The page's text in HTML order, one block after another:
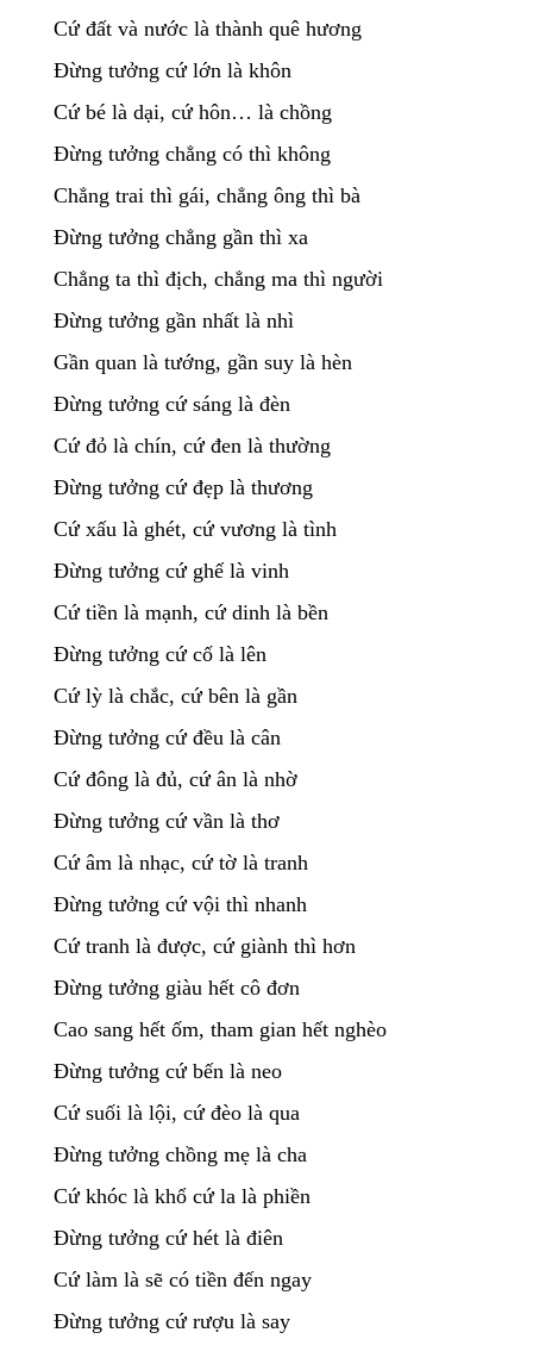
Cứ đất và nước là thành quê hương
Đừng tưởng cứ lớn là khôn
Cứ bé là dại, cứ hôn… là chồng
Đừng tưởng chẳng có thì không
Chẳng trai thì gái, chẳng ông thì bà
Đừng tưởng chẳng gần thì xa
Chẳng ta thì địch, chẳng ma thì người
Đừng tưởng gần nhất là nhì
Gần quan là tướng, gần suy là hèn
Đừng tưởng cứ sáng là đèn
Cứ đỏ là chín, cứ đen là thường
Đừng tưởng cứ đẹp là thương
Cứ xấu là ghét, cứ vương là tình
Đừng tưởng cứ ghế là vinh
Cứ tiền là mạnh, cứ dinh là bền
Đừng tưởng cứ cố là lên
Cứ lỳ là chắc, cứ bên là gần
Đừng tưởng cứ đều là cân
Cứ đông là đủ, cứ ân là nhờ
Đừng tưởng cứ vần là thơ
Cứ âm là nhạc, cứ tờ là tranh
Đừng tưởng cứ vội thì nhanh
Cứ tranh là được, cứ giành thì hơn
Đừng tưởng giàu hết cô đơn
Cao sang hết ốm, tham gian hết nghèo
Đừng tưởng cứ bến là neo
Cứ suối là lội, cứ đèo là qua
Đừng tưởng chồng mẹ là cha
Cứ khóc là khổ cứ la là phiền
Đừng tưởng cứ hét là điên
Cứ làm là sẽ có tiền đến ngay
Đừng tưởng cứ rượu là say